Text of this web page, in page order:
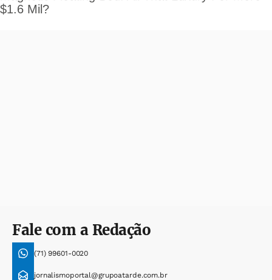
Fale com a Redação
(71) 99601-0020
jornalismoportal@grupoatarde.com.br